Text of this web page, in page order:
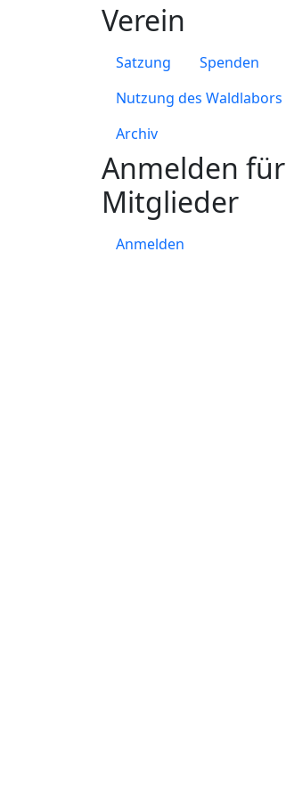
Verein
Satzung Spenden
Nutzung des Waldlabors
Archiv
Anmelden für
Mitglieder
Anmelden